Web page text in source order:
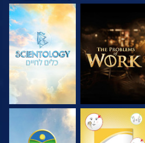
בדוק את הסדרה בדוק את הסדרה